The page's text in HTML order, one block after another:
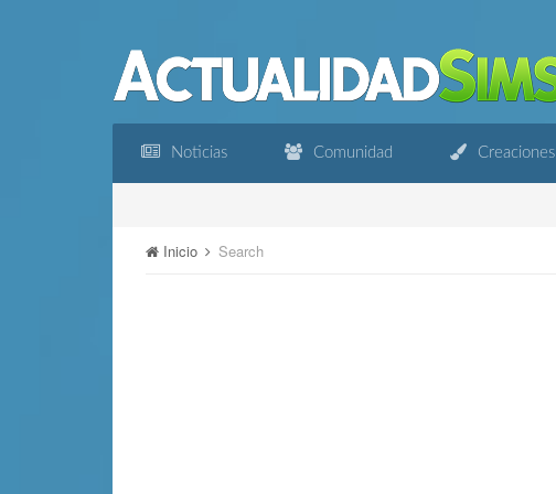
Noticias Comunidad Creaciones
Inicio Search